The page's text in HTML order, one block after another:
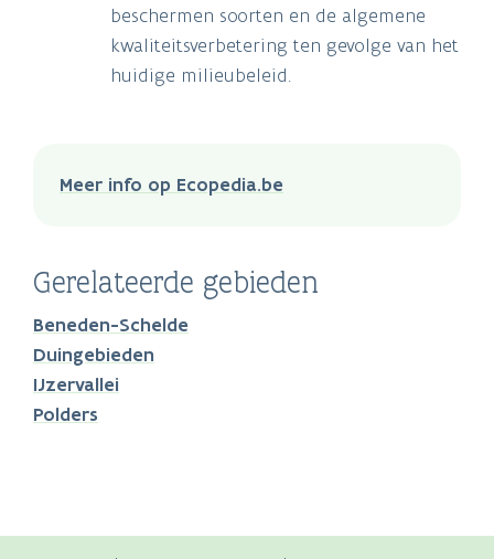
beschermen soorten en de algemene
kwaliteitsverbetering ten gevolge van het
huidige milieubeleid.
Meer info op Ecopedia.be
Gerelateerde gebieden
Beneden-Schelde
Duingebieden
IJzervallei
Polders